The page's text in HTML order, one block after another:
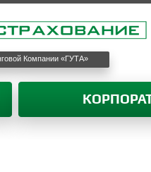
Компании «ГУТА»